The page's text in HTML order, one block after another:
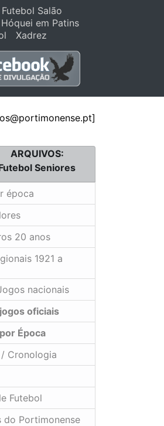
Futebol Salão
Hóquei em Patins
Xadrez
ARQUIVOS:
Seniores
época
20 anos
1921 a
nacionais
oficiais
Época
/ Cronologia
Futebol
do Portimonense